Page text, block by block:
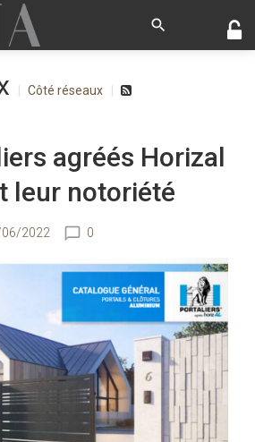
Côté réseaux
agréés Horizal
leur notoriété
2022 0